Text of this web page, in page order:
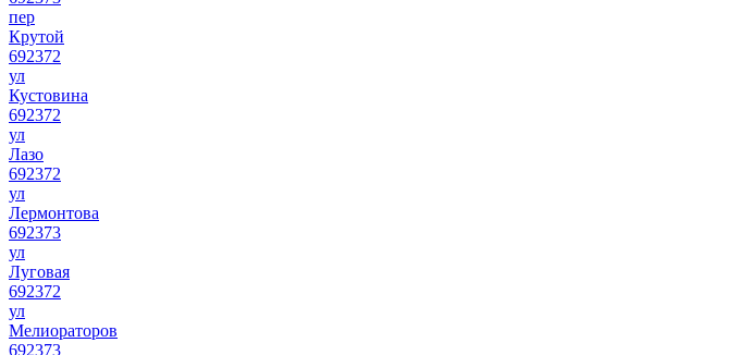
пер
Крутой
692372
ул
Кустовина
692372
ул
Лазо
692372
ул
Лермонтова
692373
ул
Луговая
692372
ул
Мелиораторов
692373